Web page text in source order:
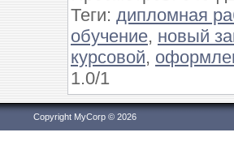
Теги: дипломная
обучение, новый
курсовой,
1.0/1
Copyright MyCorp © 2026